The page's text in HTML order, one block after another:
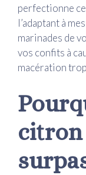
perfectionne
l’adaptant à
marinades de
vos confits à
macération
citron